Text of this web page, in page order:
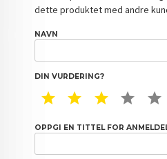
dette produktet med andre
NAVN
DIN VURDERING?
1 STAR2 STAR3 STAR
4
OPPGI EN TITTEL FOR